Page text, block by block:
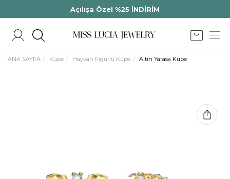
Açılışa Özel %25 İNDİRİM
ANA SAYFA Küpe Hayvan Figürlü Küpe Altın Yarasa Küpe